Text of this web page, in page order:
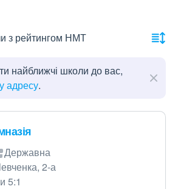
з рейтингом НМТ
найближчі школи до вас,
адресу.
Державна
2-а
5:1